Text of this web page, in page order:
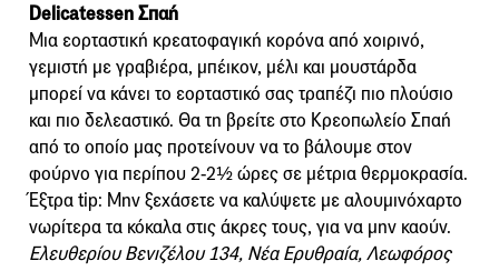
Delicatessen Σπαή
Μια εορταστική κρεατοφαγική κορόνα από χοιρινό,
γεμιστή με γραβιέρα, μπέικον, μέλι και μουστάρδα
μπορεί να κάνει το εορταστικό σας τραπέζι πιο πλούσιο
και πιο δελεαστικό. Θα τη βρείτε στο Κρεοπωλείο Σπαή
από το οποίο μας προτείνουν να το βάλουμε στον
φούρνο για περίπου 2-2½ ώρες σε μέτρια θερμοκρασία.
Έξτρα tip: Μην ξεχάσετε να καλύψετε με αλουμινόχαρτο
νωρίτερα τα κόκαλα στις άκρες τους, για να μην καούν.
Ελευθερίου Βενιζέλου 134, Νέα Ερυθραία, Λεωφόρος